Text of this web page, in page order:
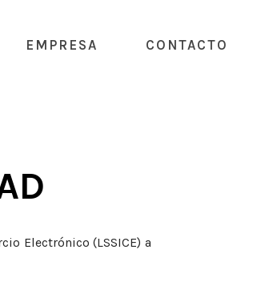
EMPRESA CONTACTO
Electrónico (LSSICE) a